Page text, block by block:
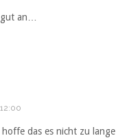
an…
das es nicht zu lange